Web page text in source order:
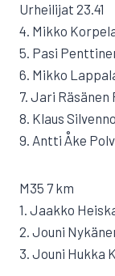
Urheilijat 23.41
4. Mikko
5. Pasi
6. Mikko
7. Jari Räsänen
8. Klaus
9. Antti Åke
M35 7 km
1. Jaakko
2. Jouni
3. Jouni Hukka